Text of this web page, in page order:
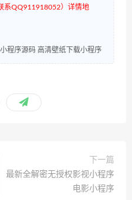
系QQ911918052）详情地
程序源码 高清壁纸下载小程序
下一篇
最新全解密无授权影视小程序
电影小程序